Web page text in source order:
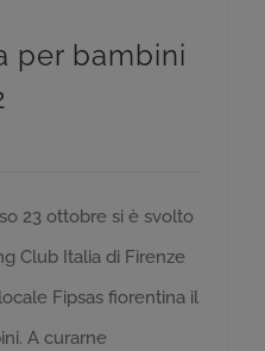
per bambini
23 ottobre si è svolto
Club Italia di Firenze
Fipsas fiorentina il
A curarne